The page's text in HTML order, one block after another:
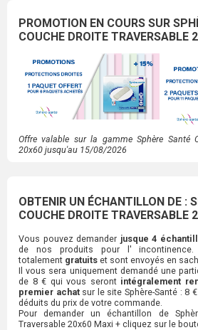
PROMOTION EN COURS SUR
COUCHE DROITE TRAVERSABLE
Offre valable sur la gamme Sphère Santé
20x60 jusqu'au 15/08/2026
OBTENIR UN ÉCHANTILLON DE :
COUCHE DROITE TRAVERSABLE
Vous pouvez demander jusque 4
de nos produits pour l'
totalement gratuits et sont envoyés en
Il vous sera uniquement demandé une
de 8 € qui vous seront intégralement
premier achatsur le site Sphère-Santé : 8
déduits du prix de votre commande.
Pour demander un échantillon de
Traversable 20x60 Maxi + cliquez sur le